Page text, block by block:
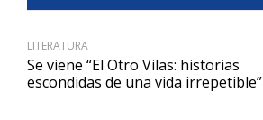
LITERATURA
Se viene “El Otro Vilas: historias
escondidas de una vida irrepetible”